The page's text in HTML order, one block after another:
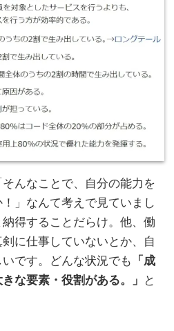
んなことで、自分の能力を
」なんて考えで見ていまし
得することだらけ。他、働
に仕事していないとか、自
です。どんな状況でも
「成
な要素・役割がある。」
と